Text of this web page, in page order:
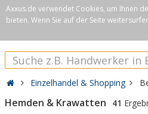
Axxus.de verwendet Cookies, um Ihnen
bieten. Wenn Sie auf der Seite
Einzelhandel & Shopping
Hemden & Krawatten 41